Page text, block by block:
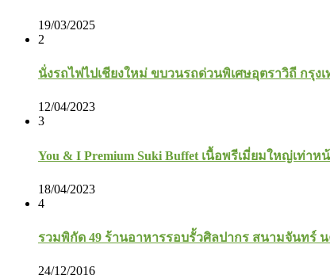
19/03/2025
2
นั่งรถไฟไปเชียงใหม่ ขบวนรถด่วนพิเศษอุตราวิถี กรุงเ
12/04/2023
3
You & I Premium Suki Buffet เนื้อพรีเมี่ยมใหญ่เท่า
18/04/2023
4
รวมพิกัด 49 ร้านอาหารรอบรั้วศิลปากร สนามจันทร์
24/12/2016